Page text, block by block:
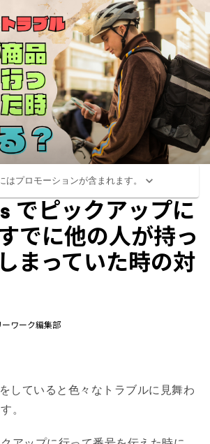
はプロモーションが含まれます。
でピックアップに
でに他の人が持っ
まっていた時の対
ワーク編集部
していると色々なトラブルに見舞わ
。